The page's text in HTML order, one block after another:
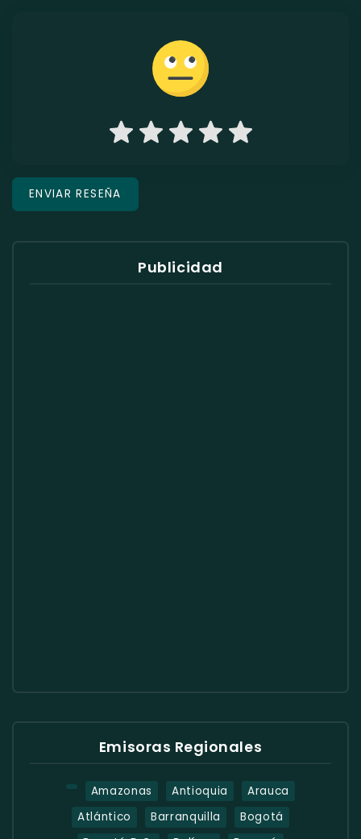
Publicidad
Emisoras Regionales
Amazonas Antioquia
Arauca
Atlántico
Barranquilla
Bogotá